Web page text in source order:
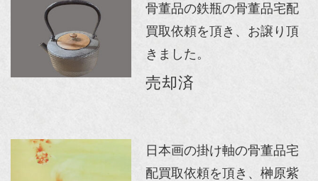
骨董品の鉄瓶の骨董品宅配
買取依頼を頂き、お譲り頂
きました。
売却済
日本画の掛け軸の骨董品宅
配買取依頼を頂き、榊原紫